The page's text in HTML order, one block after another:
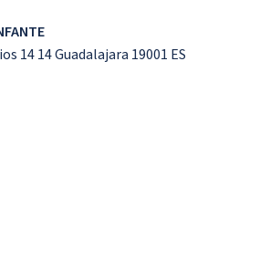
14 14 Guadalajara 19001 ES